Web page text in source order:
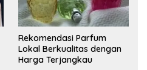
Rekomendasi Parfum
Lokal Berkualitas dengan
Harga Terjangkau